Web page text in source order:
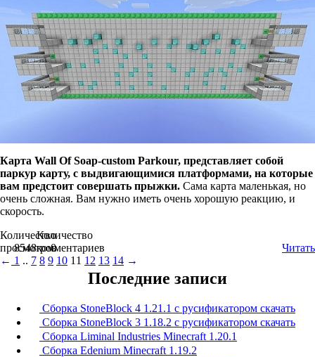
Карта Wall Of Soap-custom Parkour, представляет собой
паркур карту, с выдвигающимися платформами, на которые
вам предстоит совершать прыжки. Сама карта маленькая, но
очень сложная. Вам нужно иметь очень хорошую реакцию, и
скорость.
Количество
просмотров
8548
Количество
комментариев
0
Читать
← 1 .. 7 8 9 10 11 12 13 14 →
Последние записи
Сборка StoneBlock 4 1.21.1 с русификатором скачать
Сборка StoneBlock 3 1.18.2 с русификатором скачать
Сборка Liminal Industries Minecraft 1.20.1
Сборка Edenium Minecraft 1.19.2